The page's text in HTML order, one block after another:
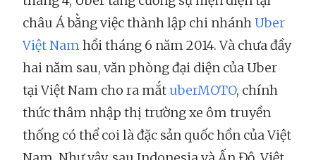
châu Á bằng việc thành lập chi nhánhUber
Việt Nam hồi tháng 6 năm 2014. Và chưa đầy
hai năm sau, văn phòng đại diện của Uber
tại Việt Nam cho ra mắt uberMOTO, chính
thức thâm nhập thị trường xe ôm truyền
thống có thể coi là đặc sản quốc hồn của Việt